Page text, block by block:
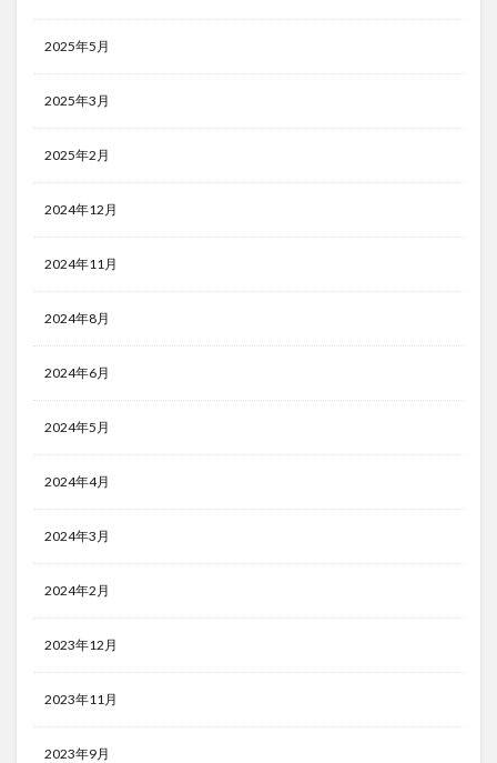
2025年5月
2025年3月
2025年2月
2024年12月
2024年11月
2024年8月
2024年6月
2024年5月
2024年4月
2024年3月
2024年2月
2023年12月
2023年11月
2023年9月